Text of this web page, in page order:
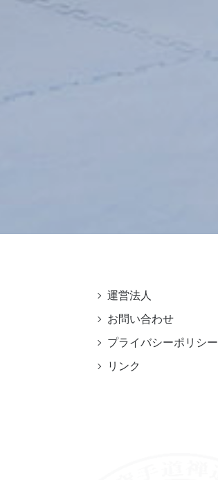
運営法人
お問い合わせ
プライバシーポリシー
リンク